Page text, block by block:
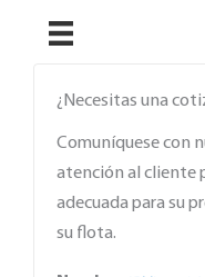
¿Necesitas una
Comuníquese con
atención al cliente
adecuada para su
su flota.